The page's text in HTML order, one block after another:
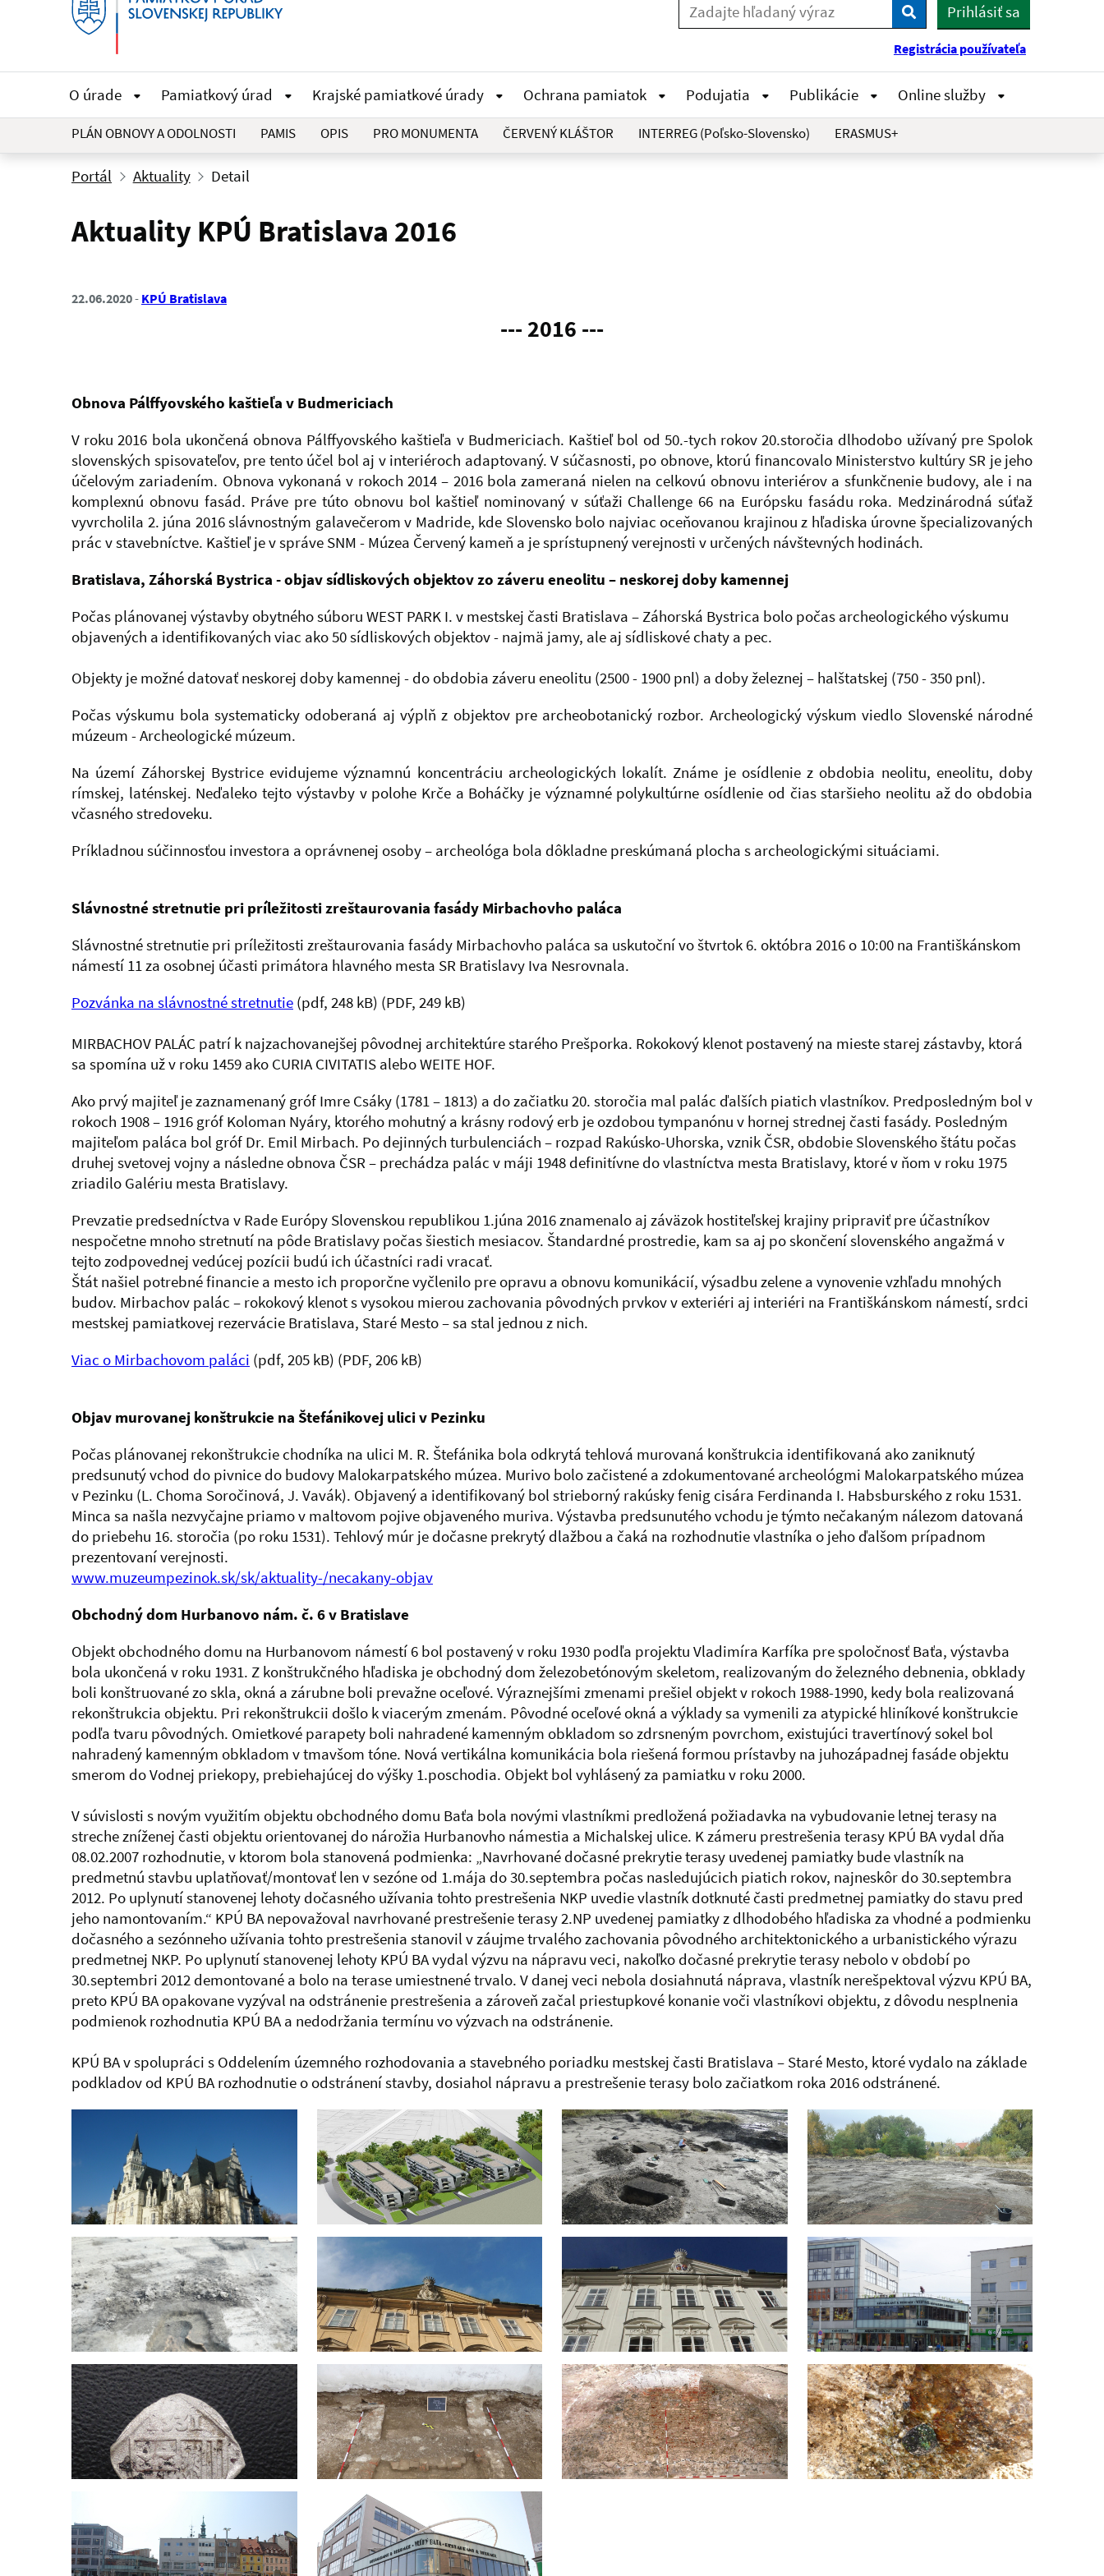
VyhľadajPrihlásiť sa
Registrácia používateľa
O úrade Pamiatkový úrad Krajské pamiatkové úrady Ochrana pamiatok Podujatia Publikácie Online služby
PLÁN OBNOVY A ODOLNOSTI PAMIS OPIS PRO MONUMENTA ČERVENÝ KLÁŠTOR INTERREG (Poľsko-Slovensko) ERASMUS+
Portál Aktuality Detail
Aktuality KPÚ Bratislava 2016
22.06.2020 KPÚ Bratislava
--- 2016 ---
Obnova Pálffyovského kaštieľa v Budmericiach
V roku 2016 bola ukončená obnova Pálffyovského kaštieľa v Budmericiach. Kaštieľ bol od 50.-tych rokov 20.storočia dlhodobo užívaný pre Spolok
slovenských spisovateľov, pre tento účel bol aj v interiéroch adaptovaný. V súčasnosti, po obnove, ktorú financovalo Ministerstvo kultúry SR je jeho
účelovým zariadením. Obnova vykonaná v rokoch 2014 – 2016 bola zameraná nielen na celkovú obnovu interiérov a sfunkčnenie budovy, ale i na
komplexnú obnovu fasád. Práve pre túto obnovu bol kaštieľ nominovaný v súťaži Challenge 66 na Európsku fasádu roka. Medzinárodná súťaž
vyvrcholila 2. júna 2016 slávnostným galavečerom v Madride, kde Slovensko bolo najviac oceňovanou krajinou z hľadiska úrovne špecializovaných
prác v stavebníctve. Kaštieľ je v správe SNM - Múzea Červený kameň a je sprístupnený verejnosti v určených návštevných hodinách.
Bratislava, Záhorská Bystrica - objav sídliskových objektov zo záveru eneolitu – neskorej doby kamennej
Počas plánovanej výstavby obytného súboru WEST PARK I. v mestskej časti Bratislava – Záhorská Bystrica bolo počas archeologického výskumu
objavených a identifikovaných viac ako 50 sídliskových objektov - najmä jamy, ale aj sídliskové chaty a pec.
Objekty je možné datovať neskorej doby kamennej - do obdobia záveru eneolitu (2500 - 1900 pnl) a doby železnej – halštatskej (750 - 350 pnl).
Počas výskumu bola systematicky odoberaná aj výplň z objektov pre archeobotanický rozbor. Archeologický výskum viedlo Slovenské národné
múzeum - Archeologické múzeum.
Na území Záhorskej Bystrice evidujeme významnú koncentráciu archeologických lokalít. Známe je osídlenie z obdobia neolitu, eneolitu, doby
rímskej, laténskej. Neďaleko tejto výstavby v polohe Krče a Boháčky je významné polykultúrne osídlenie od čias staršieho neolitu až do obdobia
včasného stredoveku.
Príkladnou súčinnosťou investora a oprávnenej osoby – archeológa bola dôkladne preskúmaná plocha s archeologickými situáciami.
Slávnostné stretnutie pri príležitosti zreštaurovania fasády Mirbachovho paláca
Slávnostné stretnutie pri príležitosti zreštaurovania fasády Mirbachovho paláca sa uskutoční vo štvrtok 6. októbra 2016 o 10:00 na Františkánskom
námestí 11 za osobnej účasti primátora hlavného mesta SR Bratislavy Iva Nesrovnala.
Pozvánka na slávnostné stretnutie (pdf, 248 kB) (PDF, 249 kB)
MIRBACHOV PALÁC patrí k najzachovanejšej pôvodnej architektúre starého Prešporka. Rokokový klenot postavený na mieste starej zástavby, ktorá
sa spomína už v roku 1459 ako CURIA CIVITATIS alebo WEITE HOF.
Ako prvý majiteľ je zaznamenaný gróf Imre Csáky (1781 – 1813) a do začiatku 20. storočia mal palác ďalších piatich vlastníkov. Predposledným bol v
rokoch 1908 – 1916 gróf Koloman Nyáry, ktorého mohutný a krásny rodový erb je ozdobou tympanónu v hornej strednej časti fasády. Posledným
majiteľom paláca bol gróf Dr. Emil Mirbach. Po dejinných turbulenciách – rozpad Rakúsko-Uhorska, vznik ČSR, obdobie Slovenského štátu počas
druhej svetovej vojny a následne obnova ČSR – prechádza palác v máji 1948 definitívne do vlastníctva mesta Bratislavy, ktoré v ňom v roku 1975
zriadilo Galériu mesta Bratislavy.
Prevzatie predsedníctva v Rade Európy Slovenskou republikou 1.júna 2016 znamenalo aj záväzok hostiteľskej krajiny pripraviť pre účastníkov
nespočetne mnoho stretnutí na pôde Bratislavy počas šiestich mesiacov. Štandardné prostredie, kam sa aj po skončení slovenského angažmá v
tejto zodpovednej vedúcej pozícii budú ich účastníci radi vracať.
Štát našiel potrebné financie a mesto ich proporčne vyčlenilo pre opravu a obnovu komunikácií, výsadbu zelene a vynovenie vzhľadu mnohých
budov. Mirbachov palác – rokokový klenot s vysokou mierou zachovania pôvodných prvkov v exteriéri aj interiéri na Františkánskom námestí, srdci
mestskej pamiatkovej rezervácie Bratislava, Staré Mesto – sa stal jednou z nich.
Viac o Mirbachovom paláci (pdf, 205 kB) (PDF, 206 kB)
Objav murovanej konštrukcie na Štefánikovej ulici v Pezinku
Počas plánovanej rekonštrukcie chodníka na ulici M. R. Štefánika bola odkrytá tehlová murovaná konštrukcia identifikovaná ako zaniknutý
predsunutý vchod do pivnice do budovy Malokarpatského múzea. Murivo bolo začistené a zdokumentované archeológmi Malokarpatského múzea
v Pezinku (L. Choma Soročinová, J. Vavák). Objavený a identifikovaný bol strieborný rakúsky fenig cisára Ferdinanda I. Habsburského z roku 1531.
Minca sa našla nezvyčajne priamo v maltovom pojive objaveného muriva. Výstavba predsunutého vchodu je týmto nečakaným nálezom datovaná
do priebehu 16. storočia (po roku 1531). Tehlový múr je dočasne prekrytý dlažbou a čaká na rozhodnutie vlastníka o jeho ďalšom prípadnom
prezentovaní verejnosti.
www.muzeumpezinok.sk/sk/aktuality-/necakany-objav
Obchodný dom Hurbanovo nám. č. 6 v Bratislave
Objekt obchodného domu na Hurbanovom námestí 6 bol postavený v roku 1930 podľa projektu Vladimíra Karfíka pre spoločnosť Baťa, výstavba
bola ukončená v roku 1931. Z konštrukčného hľadiska je obchodný dom železobetónovým skeletom, realizovaným do železného debnenia, obklady
boli konštruované zo skla, okná a zárubne boli prevažne oceľové. Výraznejšími zmenami prešiel objekt v rokoch 1988-1990, kedy bola realizovaná
rekonštrukcia objektu. Pri rekonštrukcii došlo k viacerým zmenám. Pôvodné oceľové okná a výklady sa vymenili za atypické hliníkové konštrukcie
podľa tvaru pôvodných. Omietkové parapety boli nahradené kamenným obkladom so zdrsneným povrchom, existujúci travertínový sokel bol
nahradený kamenným obkladom v tmavšom tóne. Nová vertikálna komunikácia bola riešená formou prístavby na juhozápadnej fasáde objektu
smerom do Vodnej priekopy, prebiehajúcej do výšky 1.poschodia. Objekt bol vyhlásený za pamiatku v roku 2000.
V súvislosti s novým využitím objektu obchodného domu Baťa bola novými vlastníkmi predložená požiadavka na vybudovanie letnej terasy na
streche zníženej časti objektu orientovanej do nárožia Hurbanovho námestia a Michalskej ulice. K zámeru prestrešenia terasy KPÚ BA vydal dňa
08.02.2007 rozhodnutie, v ktorom bola stanovená podmienka: „Navrhované dočasné prekrytie terasy uvedenej pamiatky bude vlastník na
predmetnú stavbu uplatňovať/montovať len v sezóne od 1.mája do 30.septembra počas nasledujúcich piatich rokov, najneskôr do 30.septembra
2012. Po uplynutí stanovenej lehoty dočasného užívania tohto prestrešenia NKP uvedie vlastník dotknuté časti predmetnej pamiatky do stavu pred
jeho namontovaním.“ KPÚ BA nepovažoval navrhované prestrešenie terasy 2.NP uvedenej pamiatky z dlhodobého hľadiska za vhodné a podmienku
dočasného a sezónneho užívania tohto prestrešenia stanovil v záujme trvalého zachovania pôvodného architektonického a urbanistického výrazu
predmetnej NKP. Po uplynutí stanovenej lehoty KPÚ BA vydal výzvu na nápravu veci, nakoľko dočasné prekrytie terasy nebolo v období po
30.septembri 2012 demontované a bolo na terase umiestnené trvalo. V danej veci nebola dosiahnutá náprava, vlastník nerešpektoval výzvu KPÚ BA,
preto KPÚ BA opakovane vyzýval na odstránenie prestrešenia a zároveň začal priestupkové konanie voči vlastníkovi objektu, z dôvodu nesplnenia
podmienok rozhodnutia KPÚ BA a nedodržania termínu vo výzvach na odstránenie.
KPÚ BA v spolupráci s Oddelením územného rozhodovania a stavebného poriadku mestskej časti Bratislava – Staré Mesto, ktoré vydalo na základe
podkladov od KPÚ BA rozhodnutie o odstránení stavby, dosiahol nápravu a prestrešenie terasy bolo začiatkom roka 2016 odstránené.